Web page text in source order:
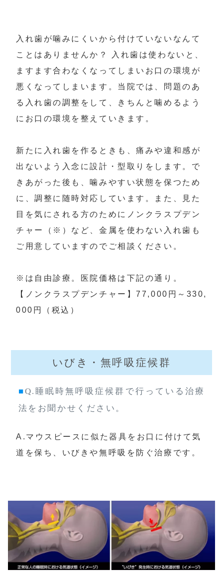
入れ歯が噛みにくいから付けていないなんて
ことはありませんか？ 入れ歯は使わないと、
ますます合わなくなってしまいお口の環境が
悪くなってしまいます。当院では、問題のあ
る入れ歯の調整をして、きちんと噛めるよう
にお口の環境を整えていきます。
新たに入れ歯を作るときも、痛みや違和感が
出ないよう入念に設計・型取りをします。で
きあがった後も、噛みやすい状態を保つため
に、調整に随時対応しています。また、見た
目を気にされる方のためにノンクラスプデン
チャー（※）など、金属を使わない入れ歯も
ご用意していますのでご相談ください。
※は自由診療。医院価格は下記の通り。
【ノンクラスプデンチャー】77,000円～330,
000円（税込）
いびき・無呼吸症候群
■Q.睡眠時無呼吸症候群で行っている治療
法をお聞かせください。
A.マウスピースに似た器具をお口に付けて気
道を保ち、いびきや無呼吸を防ぐ治療です。